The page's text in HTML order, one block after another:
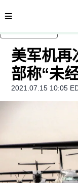
内容分类
美军机再
部称“未
2021.07.15 10:05